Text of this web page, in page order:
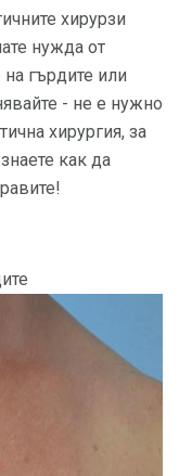
хирурзи
нужда от
гърдите или
- не е нужно
хирургия, за
как да